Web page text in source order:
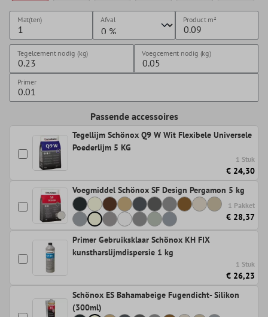
Mat(ten) Afval Productm²
Tegelcement nodig (kg) Voegcement nodig (kg)
Primer
Passende accessoires
Tegellijm Schönox Q9 W Wit Flexibele Universele
Poederlijm 5 KG
1 Stuk
€ 24,30
Voegmiddel Schönox SF Design Pergamon 5 kg
1 Pakket
€ 28,37
Primer Gebruiksklaar Schönox KH FIX
kunstharslijmdispersie 1 kg
1 Stuk
€ 26,23
Schönox ES Bahamabeige Fugendicht- Silikon
(300ml)